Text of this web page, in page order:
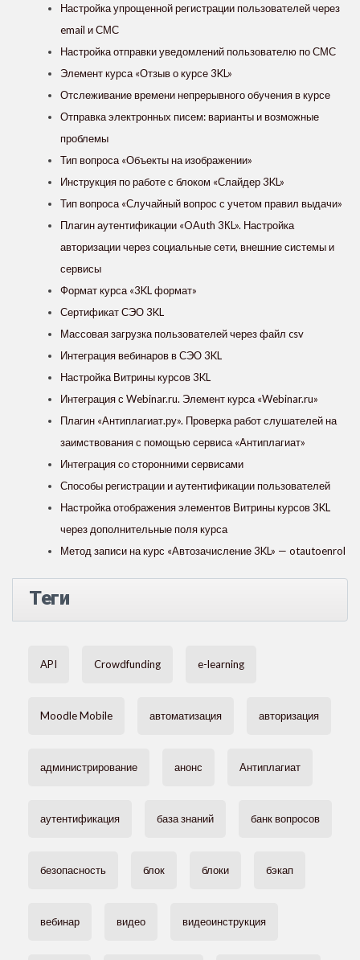
Настройка упрощенной регистрации пользователей через
email и СМС
Настройка отправки уведомлений пользователю по СМС
Элемент курса «Отзыв о курсе 3KL»
Отслеживание времени непрерывного обучения в курсе
Отправка электронных писем: варианты и возможные
проблемы
Тип вопроса «Объекты на изображении»
Инструкция по работе с блоком «Слайдер 3KL»
Тип вопроса «Случайный вопрос с учетом правил выдачи»
Плагин аутентификации «OAuth 3КL». Настройка
авторизации через социальные сети, внешние системы и
сервисы
Формат курса «3KL формат»
Сертификат СЭО 3KL
Массовая загрузка пользователей через файл csv
Интеграция вебинаров в СЭО 3KL
Настройка Витрины курсов 3KL
Интеграция с Webinar.ru. Элемент курса «Webinar.ru»
Плагин «Антиплагиат.ру». Проверка работ слушателей на
заимствования с помощью сервиса «Антиплагиат»
Интеграция со сторонними сервисами
Способы регистрации и аутентификации пользователей
Настройка отображения элементов Витрины курсов 3KL
через дополнительные поля курса
Метод записи на курс «Автозачисление 3KL» — otautoenrol
Теги
API Crowdfunding e-learning
Moodle Mobile автоматизация авторизация
администрирование анонс Антиплагиат
аутентификация база знаний банк вопросов
безопасность блок блоки бэкап
вебинар видео видеоинструкция